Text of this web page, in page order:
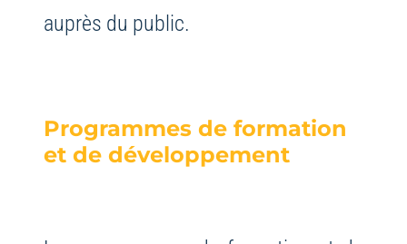
auprès du public.
Programmes de formation
et de développement